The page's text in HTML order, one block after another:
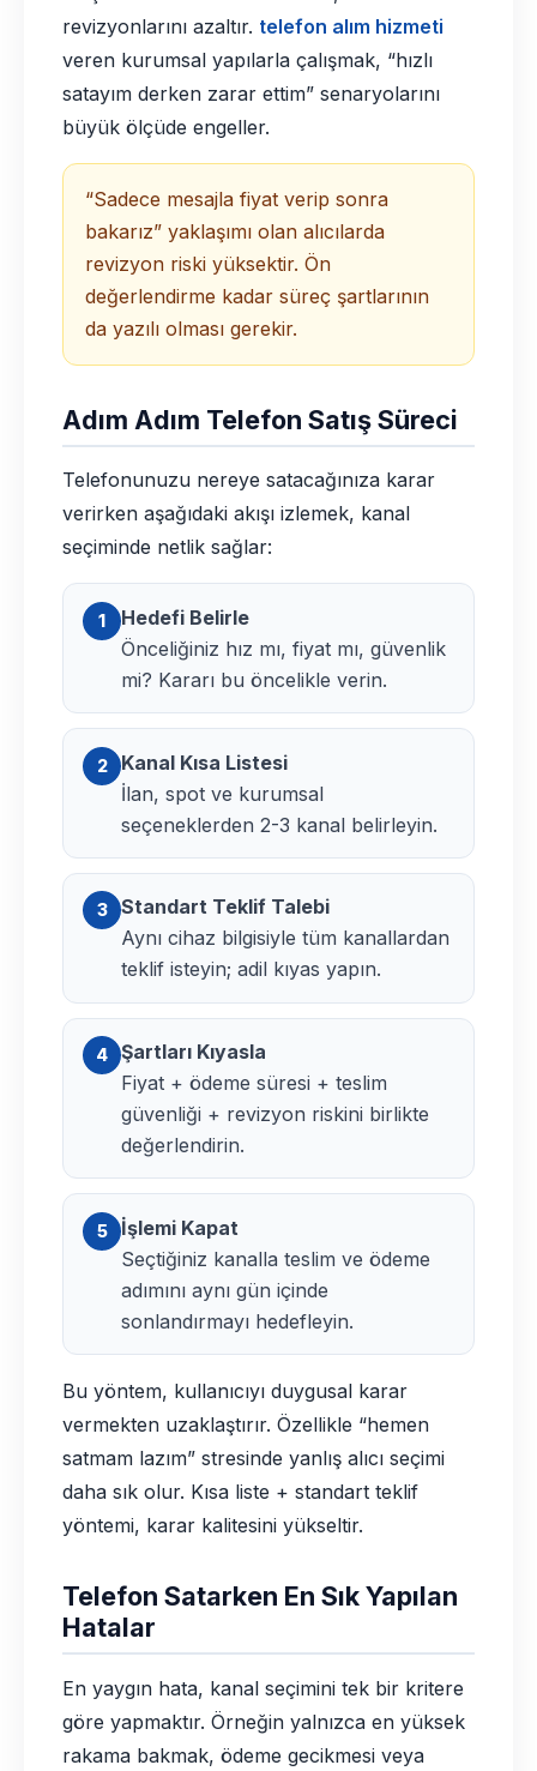
revizyonlarını azaltır. telefon alım hizmeti
veren kurumsal yapılarla çalışmak, “hızlı
satayım derken zarar ettim” senaryolarını
büyük ölçüde engeller.
“Sadece mesajla fiyat verip sonra
bakarız” yaklaşımı olan alıcılarda
revizyon riski yüksektir. Ön
değerlendirme kadar süreç şartlarının
da yazılı olması gerekir.
Adım Adım Telefon Satış Süreci
Telefonunuzu nereye satacağınıza karar
verirken aşağıdaki akışı izlemek, kanal
seçiminde netlik sağlar:
1
Hedefi Belirle
Önceliğiniz hız mı, fiyat mı, güvenlik
mi? Kararı bu öncelikle verin.
2
Kanal Kısa Listesi
İlan, spot ve kurumsal
seçeneklerden 2-3 kanal belirleyin.
3
Standart Teklif Talebi
Aynı cihaz bilgisiyle tüm kanallardan
teklif isteyin; adil kıyas yapın.
4
Şartları Kıyasla
Fiyat + ödeme süresi + teslim
güvenliği + revizyon riskini birlikte
değerlendirin.
5
İşlemi Kapat
Seçtiğiniz kanalla teslim ve ödeme
adımını aynı gün içinde
sonlandırmayı hedefleyin.
Bu yöntem, kullanıcıyı duygusal karar
vermekten uzaklaştırır. Özellikle “hemen
satmam lazım” stresinde yanlış alıcı seçimi
daha sık olur. Kısa liste + standart teklif
yöntemi, karar kalitesini yükseltir.
Telefon Satarken En Sık Yapılan
Hatalar
En yaygın hata, kanal seçimini tek bir kritere
göre yapmaktır. Örneğin yalnızca en yüksek
rakama bakmak, ödeme gecikmesi veya